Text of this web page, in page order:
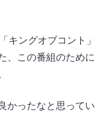
ングオブコント」
、この番組のために
かったなと思ってい